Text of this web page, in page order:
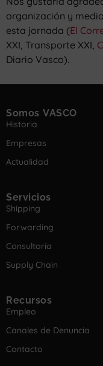
organización y
esta jornada (El
XXI, Transporte XXI,
Diario Vasco).
Somos VASCO
Historia
Empresas
Actualidad
Servicios
Shipping
Forwarding
Consultoría
Supply Chain
Recursos
Empleo
Canales de Denuncia
Contacto